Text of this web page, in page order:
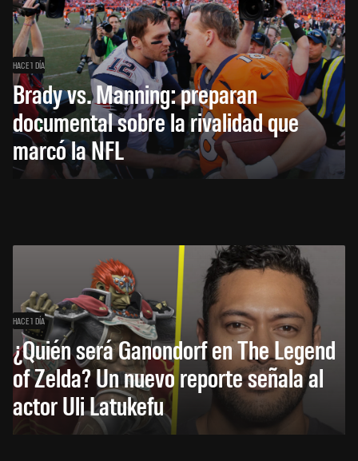
HACE 1 DÍA
Brady vs. Manning: preparan
documental sobre la rivalidad que
marcó la NFL
HACE 1 DÍA
¿Quién será Ganondorf en The Legend
of Zelda? Un nuevo reporte señala al
actor Uli Latukefu